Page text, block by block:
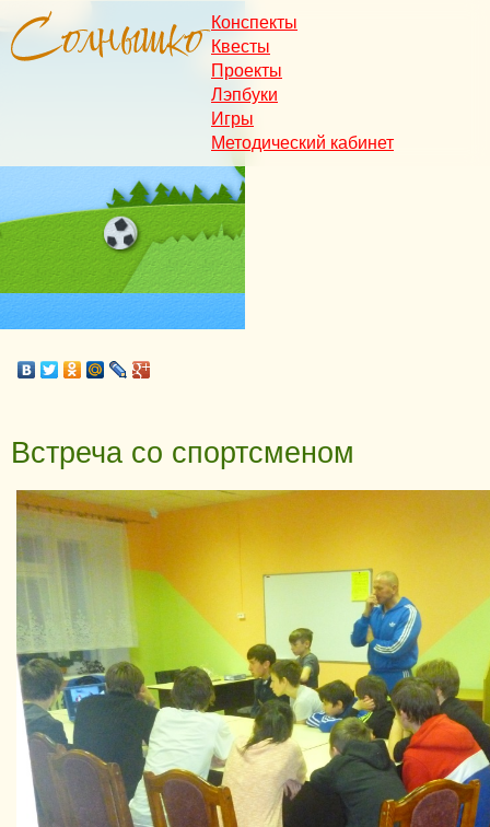
Конспекты
Квесты
Проекты
Лэпбуки
Игры
Методический кабинет
Встреча со спортсменом